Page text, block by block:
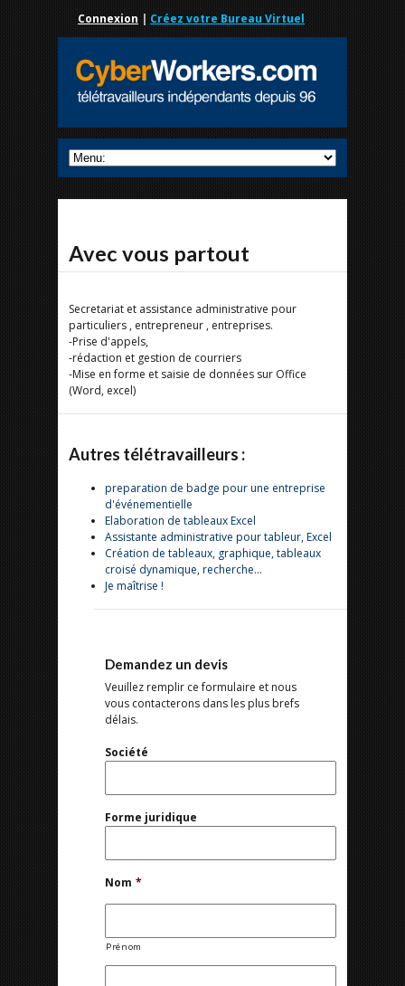
Connexion | Créez votre Bureau Virtuel
Avec vous partout
Secretariat et assistance administrative pour
particuliers , entrepreneur , entreprises.
-Prise d'appels,
-rédaction et gestion de courriers
-Mise en forme et saisie de données sur Office
(Word, excel)
Autres télétravailleurs :
preparation de badge pour une entreprise
d'événementielle
Elaboration de tableaux Excel
Assistante administrative pour tableur, Excel
Création de tableaux, graphique, tableaux
croisé dynamique, recherche...
Je maîtrise !
Demandez un devis
Veuillez remplir ce formulaire et nous
vous contacterons dans les plus brefs
délais.
Société
Forme juridique
Nom *
Prénom